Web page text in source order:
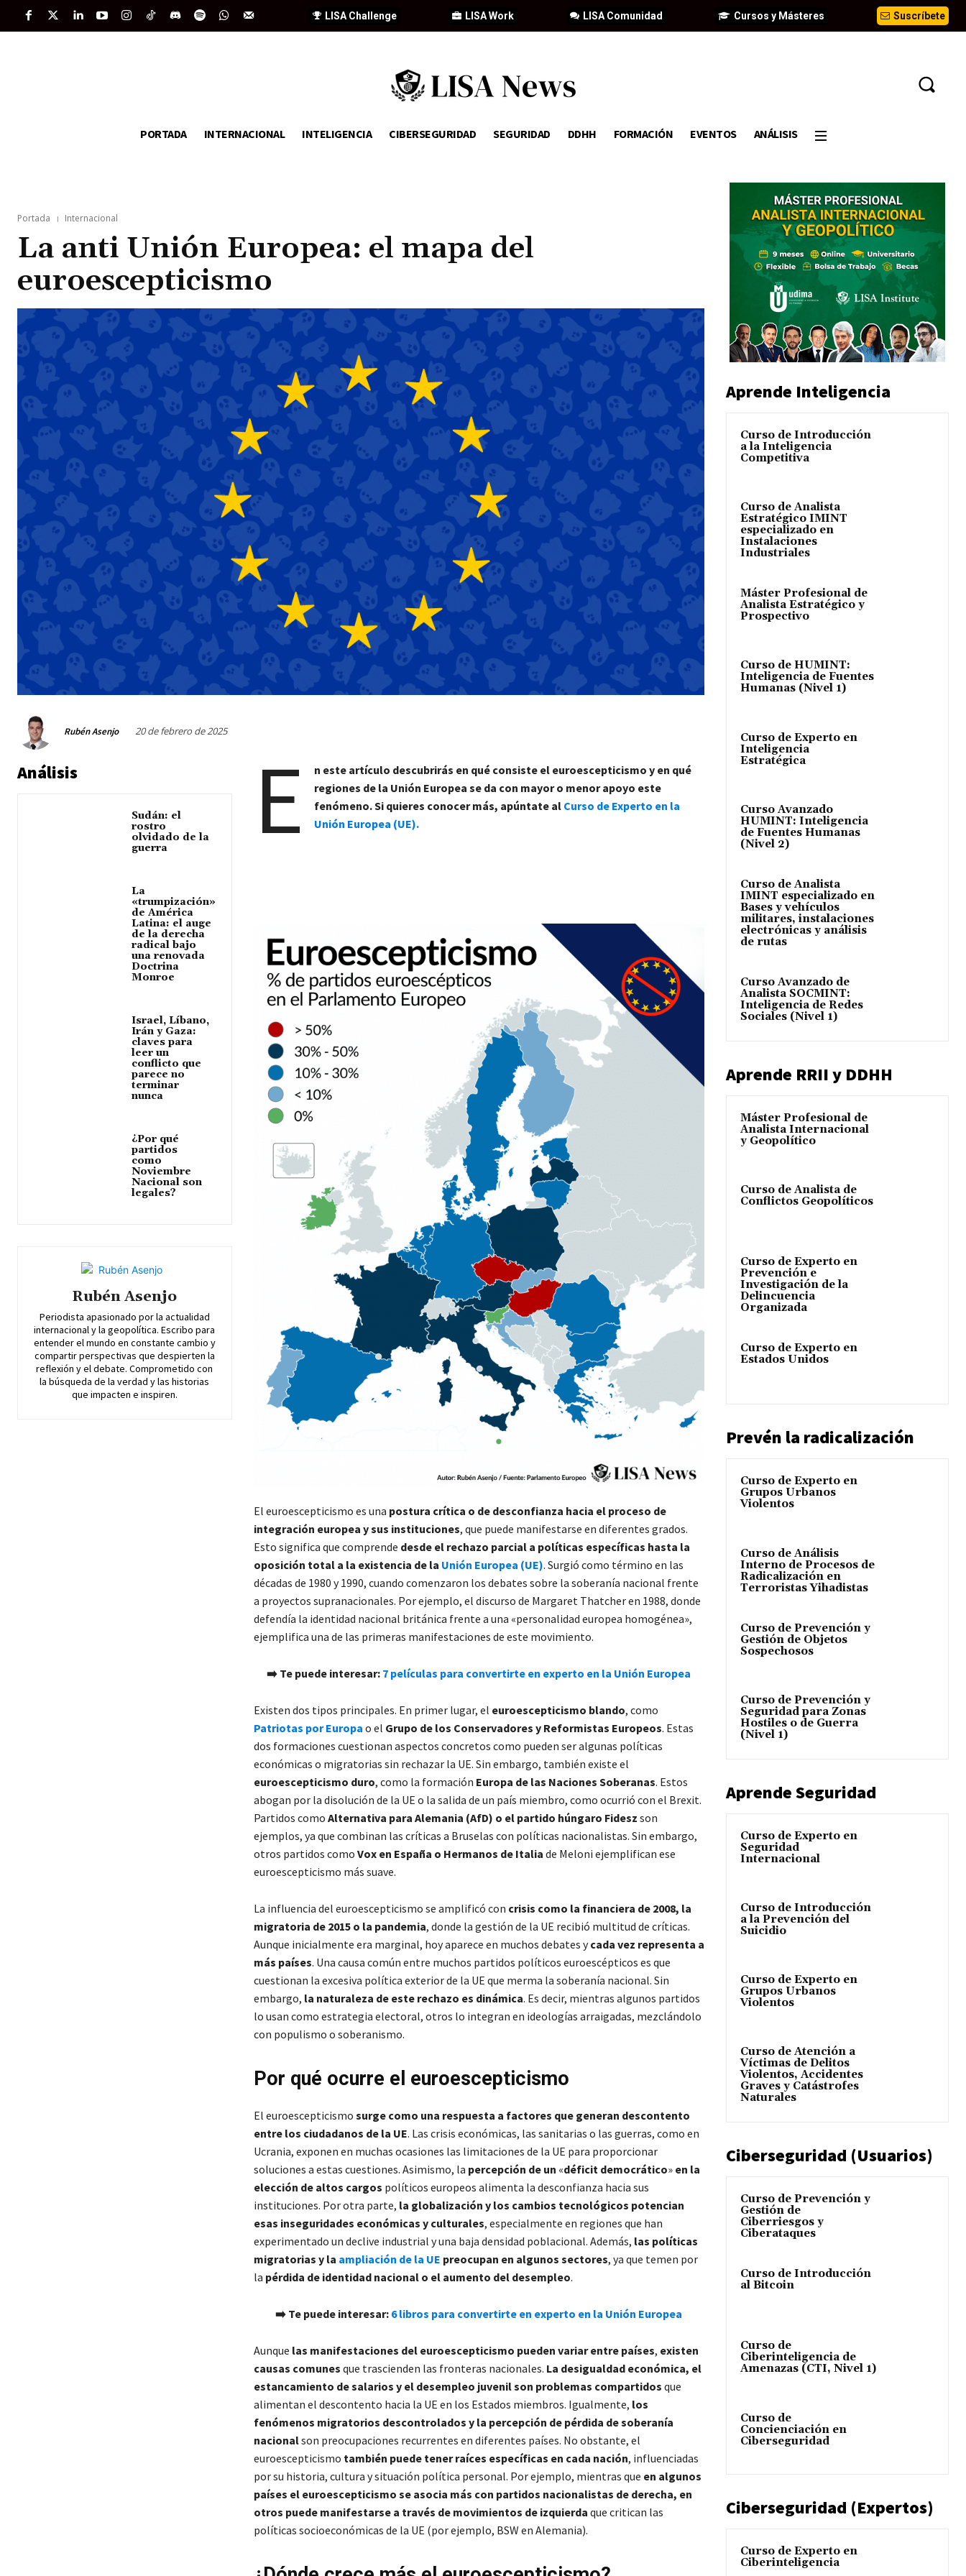
Suscríbete
Cursos y Másteres
LISA Comunidad
LISA Work
LISA Challenge
PORTADA INTERNACIONAL INTELIGENCIA CIBERSEGURIDAD SEGURIDAD DDHH FORMACIÓN EVENTOS ANÁLISIS
Portada Internacional
La anti Unión Europea: el mapa del
euroescepticismo
Rubén Asenjo 20 de febrero de 2025
Análisis
Sudán: el
rostro
olvidado de la
guerra
La
«trumpización»
de América
Latina: el auge
de la derecha
radical bajo
una renovada
Doctrina
Monroe
Israel, Líbano,
Irán y Gaza:
claves para
leer un
conflicto que
parece no
terminar
nunca
¿Por qué
partidos
como
Noviembre
Nacional son
legales?
Rubén Asenjo
Periodista apasionado por la actualidad
internacional y la geopolítica. Escribo para
entender el mundo en constante cambio y
compartir perspectivas que despierten la
reflexión y el debate. Comprometido con
la búsqueda de la verdad y las historias
que impacten e inspiren.
E
n este artículo descubrirás en qué consiste el euroescepticismo y en qué
regiones de la Unión Europea se da con mayor o menor apoyo este
fenómeno. Si quieres conocer más, apúntate al Curso de Experto en la
Unión Europea (UE).
El euroescepticismo es una postura crítica o de desconfianza hacia el proceso de
integración europea y sus instituciones, que puede manifestarse en diferentes grados.
Esto significa que comprende desde el rechazo parcial a políticas específicas hasta la
oposición total a la existencia de la Unión Europea (UE). Surgió como término en las
décadas de 1980 y 1990, cuando comenzaron los debates sobre la soberanía nacional frente
a proyectos supranacionales. Por ejemplo, el discurso de Margaret Thatcher en 1988, donde
defendía la identidad nacional británica frente a una «personalidad europea homogénea»,
ejemplifica una de las primeras manifestaciones de este movimiento.
➡️ Te puede interesar: 7 películas para convertirte en experto en la Unión Europea
Existen dos tipos principales. En primer lugar, el euroescepticismo blando, como
Patriotas por Europa o el Grupo de los Conservadores y Reformistas Europeos. Estas
dos formaciones cuestionan aspectos concretos como pueden ser algunas políticas
económicas o migratorias sin rechazar la UE. Sin embargo, también existe el
euroescepticismo duro, como la formación Europa de las Naciones Soberanas. Estos
abogan por la disolución de la UE o la salida de un país miembro, como ocurrió con el Brexit.
Partidos como Alternativa para Alemania (AfD) o el partido húngaro Fidesz son
ejemplos, ya que combinan las críticas a Bruselas con políticas nacionalistas. Sin embargo,
otros partidos como Vox en España o Hermanos de Italia de Meloni ejemplifican ese
euroescepticismo más suave.
La influencia del euroescepticismo se amplificó con crisis como la financiera de 2008, la
migratoria de 2015 o la pandemia, donde la gestión de la UE recibió multitud de críticas.
Aunque inicialmente era marginal, hoy aparece en muchos debates ycada vez representa a
más países. Una causa común entre muchos partidos políticos euroescépticos es que
cuestionan la excesiva política exterior de la UE que merma la soberanía nacional. Sin
embargo, la naturaleza de este rechazo es dinámica. Es decir, mientras algunos partidos
lo usan como estrategia electoral, otros lo integran en ideologías arraigadas, mezclándolo
con populismo o soberanismo.
Por qué ocurre el euroescepticismo
El euroescepticismo surge como una respuesta a factores que generan descontento
entre los ciudadanos de la UE. Las crisis económicas, las sanitarias o las guerras, como en
Ucrania, exponen en muchas ocasiones las limitaciones de la UE para proporcionar
soluciones a estas cuestiones. Asimismo, la percepción de un «déficit democrático» en la
elección de altos cargos políticos europeos alimenta la desconfianza hacia sus
instituciones. Por otra parte, la globalización y los cambios tecnológicos potencian
esas inseguridades económicas y culturales, especialmente en regiones que han
experimentado un declive industrial y una baja densidad poblacional. Además, las políticas
migratorias y la ampliación de la UE preocupan en algunos sectores, ya que temen por
la pérdida de identidad nacional o el aumento del desempleo.
➡️ Te puede interesar: 6 libros para convertirte en experto en la Unión Europea
Aunque las manifestaciones del euroescepticismo pueden variar entre países, existen
causas comunes que trascienden las fronteras nacionales. La desigualdad económica, el
estancamiento de salarios y el desempleo juvenil son problemas compartidos que
alimentan el descontento hacia la UE en los Estados miembros. Igualmente, los
fenómenos migratorios descontrolados y la percepción de pérdida de soberanía
nacionalson preocupaciones recurrentes en diferentes países. No obstante, el
euroescepticismo también puede tener raíces específicas en cada nación, influenciadas
por su historia, cultura y situación política personal. Por ejemplo, mientras que en algunos
países el euroescepticismo se asocia más con partidos nacionalistas de derecha, en
otros puede manifestarse a través de movimientos de izquierda que critican las
políticas socioeconómicas de la UE (por ejemplo, BSW en Alemania).
Aprende Inteligencia
Curso de Introducción
a la Inteligencia
Competitiva
Curso de Analista
Estratégico IMINT
especializado en
Instalaciones
Industriales
Máster Profesional de
Analista Estratégico y
Prospectivo
Curso de HUMINT:
Inteligencia de Fuentes
Humanas (Nivel 1)
Curso de Experto en
Inteligencia
Estratégica
Curso Avanzado
HUMINT: Inteligencia
de Fuentes Humanas
(Nivel 2)
Curso de Analista
IMINT especializado en
Bases y vehículos
militares, instalaciones
electrónicas y análisis
de rutas
Curso Avanzado de
Analista SOCMINT:
Inteligencia de Redes
Sociales (Nivel 1)
Aprende RRII y DDHH
Máster Profesional de
Analista Internacional
y Geopolítico
Curso de Analista de
Conflictos Geopolíticos
Curso de Experto en
Prevención e
Investigación de la
Delincuencia
Organizada
Curso de Experto en
Estados Unidos
Prevén la radicalización
Curso de Experto en
Grupos Urbanos
Violentos
Curso de Análisis
Interno de Procesos de
Radicalización en
Terroristas Yihadistas
Curso de Prevención y
Gestión de Objetos
Sospechosos
Curso de Prevención y
Seguridad para Zonas
Hostiles o de Guerra
(Nivel 1)
Aprende Seguridad
Curso de Experto en
Seguridad
Internacional
Curso de Introducción
a la Prevención del
Suicidio
Curso de Experto en
Grupos Urbanos
Violentos
Curso de Atención a
Víctimas de Delitos
Violentos, Accidentes
Graves y Catástrofes
Naturales
Ciberseguridad (Usuarios)
Curso de Prevención y
Gestión de
Ciberriesgos y
Ciberataques
Curso de Introducción
al Bitcoin
Curso de
Ciberinteligencia de
Amenazas (CTI, Nivel 1)
Curso de
Concienciación en
Ciberseguridad
Ciberseguridad (Expertos)
Curso de Experto en
Ciberinteligencia